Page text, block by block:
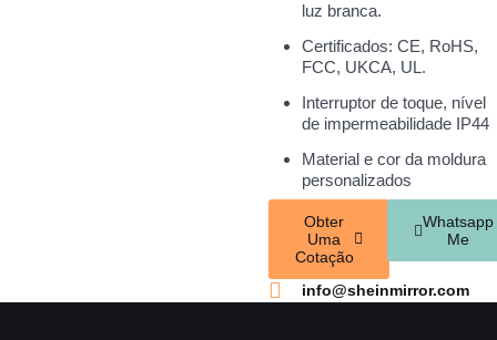
luz branca.
Certificados: CE, RoHS,
FCC, UKCA, UL.
Interruptor de toque, nível
de impermeabilidade IP44
Material e cor da moldura
personalizados
Obter
Uma
Cotação
Whatsapp
Me
info@sheinmirror.com